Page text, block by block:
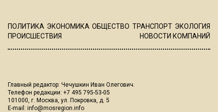
ПОЛИТИКА ЭКОНОМИКА ОБЩЕСТВО ТРАНСПОРТ ЭКОЛОГИЯ
ПРОИСШЕСТВИЯ
НОВОСТИ КОМПАНИЙ
Главный редактор: Чечушкин Иван Олегович.
Телефон редакции: +7 495 795-53-05
101000, г. Москва, ул. Покровка, д. 5
E-mail: info@mosregion.info